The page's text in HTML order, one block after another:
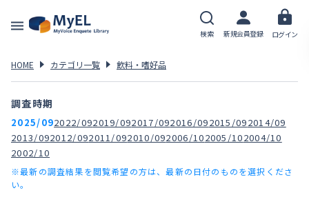
検索 新規会員登録 ログイン
HOME カテゴリ一覧 飲料・嗜好品
調査時期
2025/092022/092019/092017/092016/092015/092014/09
2013/092012/092011/092010/092006/102005/102004/10
2002/10
※最新の調査結果を閲覧希望の方は、最新の日付のものを選択くださ
い。